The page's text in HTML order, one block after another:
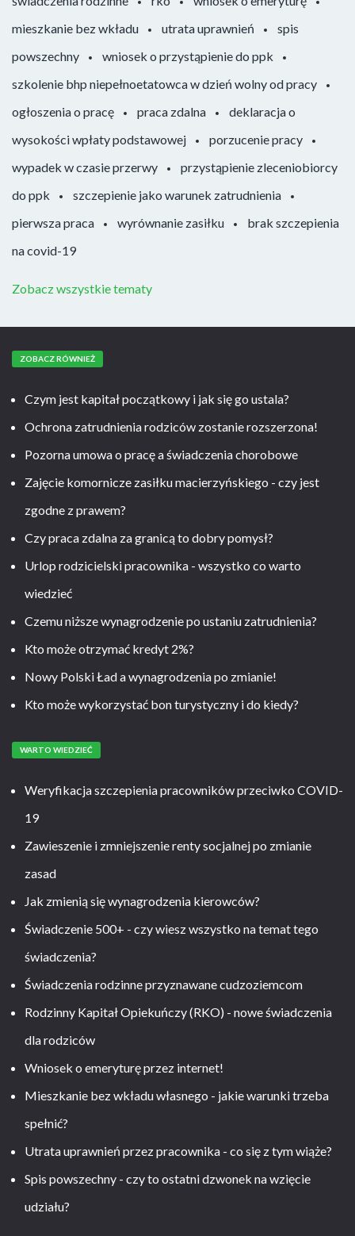
mieszkanie bez wkładu
utrata uprawnień
spis
powszechny
wniosek o przystąpienie do ppk
szkolenie bhp niepełnoetatowca w dzień wolny od pracy
ogłoszenia o pracę
praca zdalna
deklaracja o
wysokości wpłaty podstawowej
porzucenie pracy
wypadek w czasie przerwy
przystąpienie zleceniobiorcy
do ppk
szczepienie jako warunek zatrudnienia
pierwsza praca
wyrównanie zasiłku
brak szczepienia
na covid-19
Zobacz wszystkie tematy
ZOBACZ RÓWNIEŻ
Czym jest kapitał początkowy i jak się go ustala?
Ochrona zatrudnienia rodziców zostanie rozszerzona!
Pozorna umowa o pracę a świadczenia chorobowe
Zajęcie komornicze zasiłku macierzyńskiego - czy jest
zgodne z prawem?
Czy praca zdalna za granicą to dobry pomysł?
Urlop rodzicielski pracownika - wszystko co warto
wiedzieć
Czemu niższe wynagrodzenie po ustaniu zatrudnienia?
Kto może otrzymać kredyt 2%?
Nowy Polski Ład a wynagrodzenia po zmianie!
Kto może wykorzystać bon turystyczny i do kiedy?
WARTO WIEDZIEĆ
Weryfikacja szczepienia pracowników przeciwko COVID-
19
Zawieszenie i zmniejszenie renty socjalnej po zmianie
zasad
Jak zmienią się wynagrodzenia kierowców?
Świadczenie 500+ - czy wiesz wszystko na temat tego
świadczenia?
Świadczenia rodzinne przyznawane cudzoziemcom
Rodzinny Kapitał Opiekuńczy (RKO) - nowe świadczenia
dla rodziców
Wniosek o emeryturę przez internet!
Mieszkanie bez wkładu własnego - jakie warunki trzeba
spełnić?
Utrata uprawnień przez pracownika - co się z tym wiąże?
Spis powszechny - czy to ostatni dzwonek na wzięcie
udziału?